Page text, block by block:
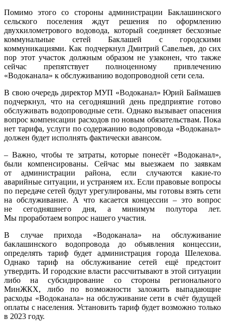
Помимо этого со стороны администрации Баклашинского
сельского поселения ждут решения по оформлению
двухкилометрового водовода, который соединяет бесхозные
коммунальные сетей Баклашей с городскими
коммуникациями. Как подчеркнул Дмитрий Савельев, до сих
пор этот участок должным образом не узаконен, что также
сейчас препятствует полноценному привлечению
«Водоканала» к обслуживанию водопроводной сети села.
В свою очередь директор МУП «Водоканал» Юрий Баймашев
подчеркнул, что на сегодняшний день предприятие готово
обслуживать водопроводные сети. Однако вызывает опасения
вопрос компенсации расходов по новым обязательствам. Пока
нет тарифа, услуги по содержанию водопровода «Водоканал»
должен будет исполнять фактически авансом.
– Важно, чтобы те затраты, которые понесёт «Водоканал»,
были компенсированы. Сейчас мы выезжаем по заявкам
от администрации района, если случаются какие-то
аварийные ситуации, и устраняем их. Если правовые вопросы
по передаче сетей будут урегулированы, мы готовы взять сети
на обслуживание. А что касается концессии – это вопрос
не сегодняшнего дня, а минимум полутора лет.
Мы проработаем вопрос нашего участия.
В случае прихода «Водоканала» на обслуживание
баклашинского водопровода до объявления концессии,
определять тариф будет администрация города Шелехова.
Однако тариф на обслуживание сетей ещё предстоит
утвердить. И городские власти рассчитывают в этой ситуации
либо на субсидирование со стороны регионального
МинЖКХ, либо по возможности заложить выпадающие
расходы «Водоканала» на обслуживание сети в счёт будущей
оплаты с населения. Установить тариф будет возможно только
в 2023 году.